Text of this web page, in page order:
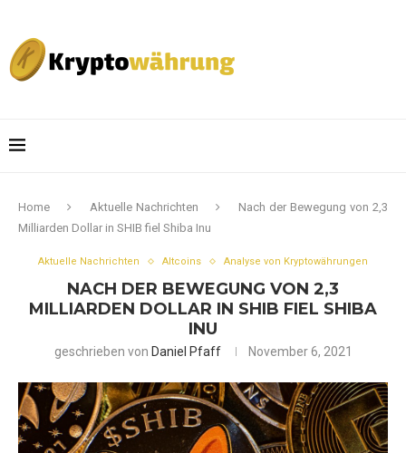
Home Aktuelle Nachrichten
Nach der Bewegung von 2,3
Milliarden Dollar in SHIB fiel Shiba Inu
Aktuelle Nachrichten Altcoins Analyse von Kryptowährungen
NACH DER BEWEGUNG VON 2,3
MILLIARDEN DOLLAR IN SHIB FIEL SHIBA
INU
geschrieben von Daniel Pfaff November 6, 2021